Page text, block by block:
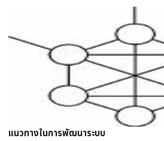
แนวทางในการพัฒนาระบบ